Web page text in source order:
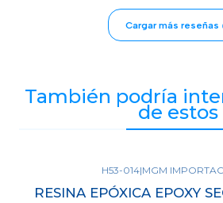
Cargar más reseñas
También podría
de estos
H53-014|MGM
RESINA EPÓXICA EPOXY